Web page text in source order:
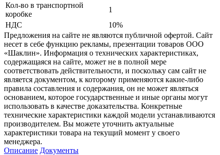
Кол-во в транспортной
коробке
1
НДС
10%
Предложения на сайте не являются публичной офертой. Сайт
несет в себе функцию рекламы, презентации товаров ООО
«Шаклин». Информация о технических характеристиках,
содержащаяся на сайте, может не в полной мере
соответствовать действительности, и поскольку сам сайт не
является документом, к которому применяются какие-либо
правила составления и содержания, он не может являться
основанием, которое государственные и иные органы могут
использовать в качестве доказательства. Конкретные
технические характеристики каждой модели устанавливаются
производителем. Вы можете уточнить актуальные
характеристики товара на текущий момент у своего
менеджера.
Описание Документы